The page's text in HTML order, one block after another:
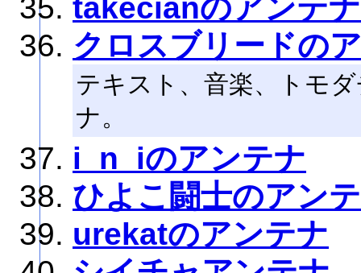
takecianのアンテナ
クロスブリードの
テキスト、音楽、トモ
ナ。
i_n_iのアンテナ
ひよこ闘士のアン
urekatのアンテナ